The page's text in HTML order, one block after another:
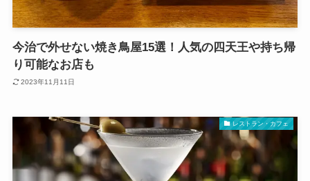
今治で外せない焼き鳥屋15選！人気の四天王や持ち帰
り可能なお店も
2023年11月11日
レストラン・カフェ